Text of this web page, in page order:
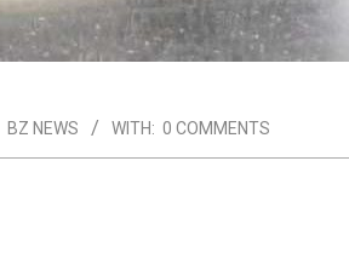
BZ NEWS WITH: 0 COMMENTS